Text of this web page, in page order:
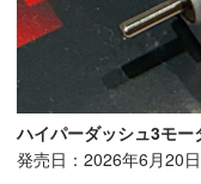
ハイパーダッシュ3モ
発売日：2026年6月20